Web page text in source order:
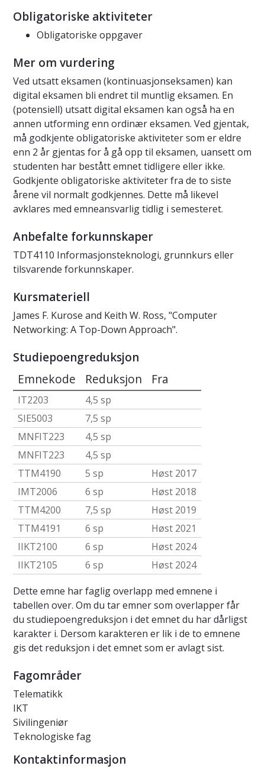
Obligatoriske aktiviteter
Obligatoriske oppgaver
Mer om vurdering
Ved utsatt eksamen (kontinuasjonseksamen) kan
digital eksamen bli endret til muntlig eksamen. En
(potensiell) utsatt digital eksamen kan også ha en
annen utforming enn ordinær eksamen. Ved gjentak,
må godkjente obligatoriske aktiviteter som er eldre
enn 2 år gjentas for å gå opp til eksamen, uansett om
studenten har bestått emnet tidligere eller ikke.
Godkjente obligatoriske aktiviteter fra de to siste
årene vil normalt godkjennes. Dette må likevel
avklares med emneansvarlig tidlig i semesteret.
Anbefalte forkunnskaper
TDT4110 Informasjonsteknologi, grunnkurs eller
tilsvarende forkunnskaper.
Kursmateriell
James F. Kurose and Keith W. Ross, "Computer
Networking: A Top-Down Approach".
Studiepoengreduksjon
Emnekode Reduksjon Fra
IT2203
4,5 sp
SIE5003
7,5 sp
MNFIT223
4,5 sp
MNFIT223
4,5 sp
TTM4190
5 sp
Høst 2017
IMT2006
6 sp
Høst 2018
TTM4200
7,5 sp
Høst 2019
TTM4191
6 sp
Høst 2021
IIKT2100
6 sp
Høst 2024
IIKT2105
6 sp
Høst 2024
Dette emne har faglig overlapp med emnene i
tabellen over. Om du tar emner som overlapper får
du studiepoengreduksjon i det emnet du har dårligst
karakter i. Dersom karakteren er lik i de to emnene
gis det reduksjon i det emnet som er avlagt sist.
Fagområder
Telematikk
IKT
Sivilingeniør
Teknologiske fag
Kontaktinformasjon